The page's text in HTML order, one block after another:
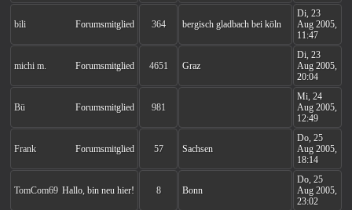
Forumsmitglied
bili 364 bergisch gladbach bei köln
Di, 23
Aug 2005,
11:47
Forumsmitglied
michi m. 4651 Graz
Di, 23
Aug 2005,
20:04
Forumsmitglied
Bü 981
Mi, 24
Aug 2005,
12:49
Forumsmitglied
Frank 57 Sachsen
Do, 25
Aug 2005,
18:14
Hallo, bin neu hier!
TomCom69 8 Bonn
Do, 25
Aug 2005,
23:02